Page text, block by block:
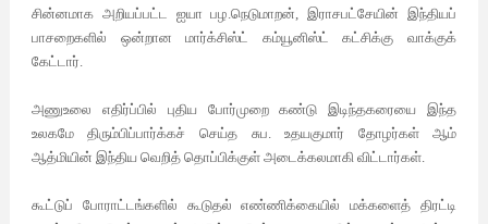
சின்னமாக அறியப்பட்ட ஐயா பழ.நெடுமாறன்,இராசபட்சேயின்
இந்தியப்
பாசறைகளில்
ஒன்றான மார்க்சிஸ்ட் கம்யூனிஸ்ட் கட்சிக்கு
வாக்குக்
கேட்டார்.
அணுஉலை எதிர்ப்பில் புதிய போர்முறை கண்டு இடிந்தகரையை
இந்த
உலகமே
திரும்பிப்பார்க்கச் செய்த சுப.உதயகுமார் தோழர்கள்
ஆம்
ஆத்மியின் இந்திய வெறித் தொப்பிக்குள் அடைக்கலமாகி விட்டார்கள்.
கூட்டுப் போராட்டங்களில் கூடுதல் எண்ணிக்கையில் மக்களைத்
திரட்டி